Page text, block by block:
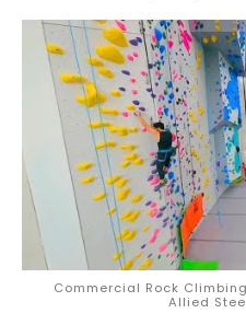
Commercial Rock
Allied